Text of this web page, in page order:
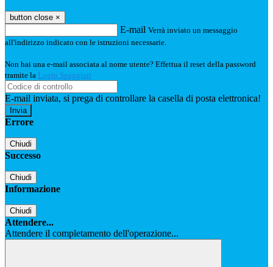
button close ×
E-mail Verrà inviato un messaggio
all'indirizzo indicato con le istruzioni necessarie.
Non hai una e-mail associata al nome utente? Effettua il reset della password
tramite la Login Spaggiari
E-mail inviata, si prega di controllare la casella di posta elettronica!
Errore
Chiudi
Successo
Chiudi
Informazione
Chiudi
Attendere...
Attendere il completamento dell'operazione...